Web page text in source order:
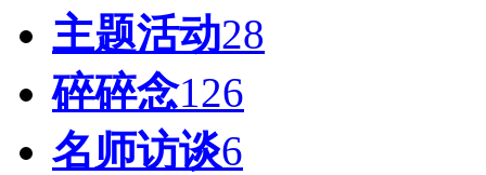
主题活动28
碎碎念126
名师访谈6